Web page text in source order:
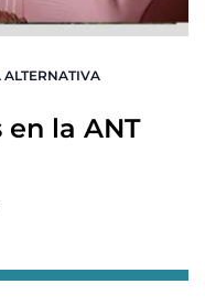
ALTERNATIVA
en la ANT